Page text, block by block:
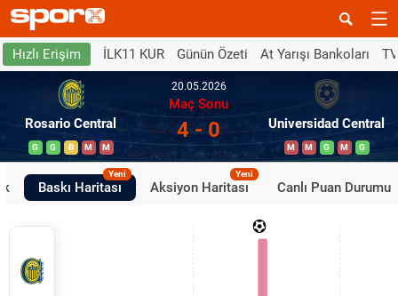
Hızlı Erişim İLK11 KUR Günün Özeti At Yarışı Bankoları
Rosario Central
G G B M M
20.05.2026
Maç Sonu
4 - 0 Universidad Central
M M G M G
Baskı Haritası
Yeni
Aksiyon Haritası
Yeni
Canlı Puan Durumu